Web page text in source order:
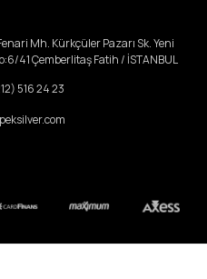
Mh. Kürkçüler Pazarı Sk. Yeni
41 Çemberlitaş Fatih / İSTANBUL
516 24 23